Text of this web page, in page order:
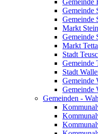
Gemeinde
Gemeinde
Gemeinde
Markt
Gemeinde
Markt
Stadt
Gemeinde
Stadt
Gemeinde
Gemeinde
Gemeinden -